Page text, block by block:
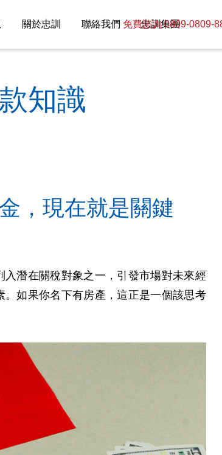
關於忠訓 聯絡我們 忠訓集團
免費諮詢 0809-0809-
知識
，現在就是關鍵
潛在關稅對象之一，引發市場對未來經
如果你名下有房產，這正是一個該思考